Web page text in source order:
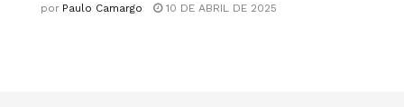
por Paulo Camargo 10 DE ABRIL DE 2025